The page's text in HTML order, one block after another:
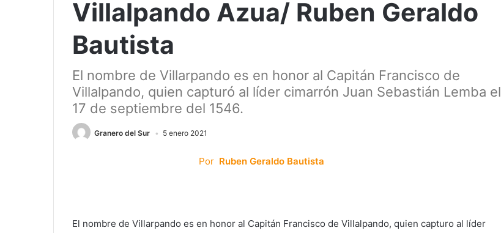
Villalpando Azua/ Ruben Geraldo
Bautista
El nombre de Villarpando es en honor al Capitán Francisco de
Villalpando, quien capturó al líder cimarrón Juan Sebastián Lemba el
17 de septiembre del 1546.
Granero del Sur 5 enero 2021
Por Ruben Geraldo Bautista
El nombre de Villarpando es en honor al Capitán Francisco de Villalpando, quien capturo al líder